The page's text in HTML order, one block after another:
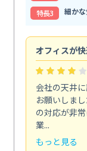
特⻑3
細か
オフィスが
会社の天井
お願いしま
の対応が非
業...
もっと見る